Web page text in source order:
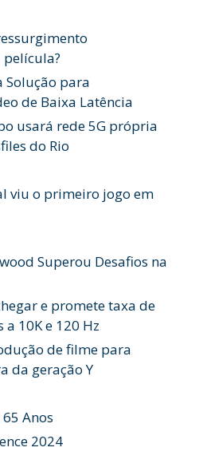
Solução para
de Baixa Latência
usará rede 5G própria
do Rio
viu o primeiro jogo em
Superou Desafios na
e promete taxa de
10K e 120 Hz
de filme para
da geração Y
Anos
2024